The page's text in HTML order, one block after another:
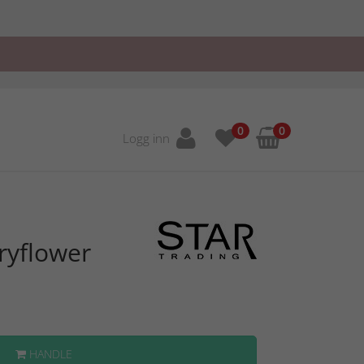
Logg inn 0 0
HANDLE